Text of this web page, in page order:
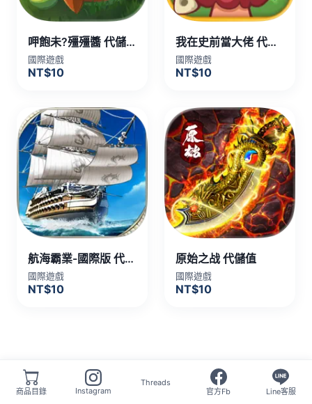
呷飽未?殭殭醬 代儲值
國際遊戲
NT$10
我在史前當大佬 代儲值
國際遊戲
NT$10
航海霸業-國際版 代儲值
國際遊戲
NT$10
原始之战 代儲值
國際遊戲
NT$10
商品目錄 Instagram
Threads
官方Fb
Line客服